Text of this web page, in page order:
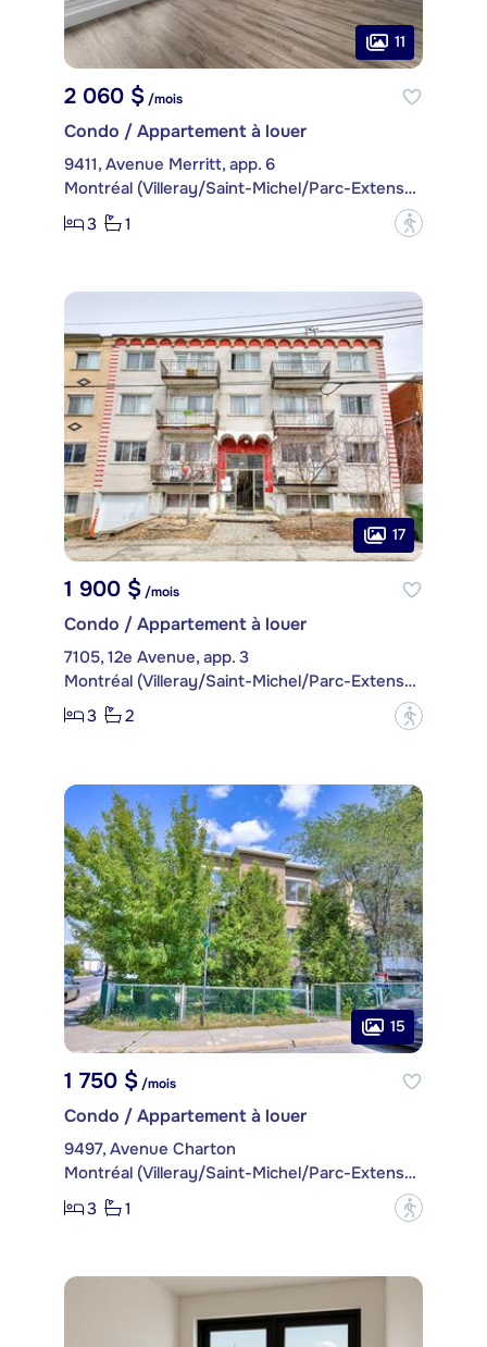
11
2 060 $/mois
Condo / Appartement à louer
9411, Avenue Merritt, app. 6
Montréal (Villeray/Saint-Michel/Parc-Extension)
3
1 ?
17
1 900 $ /mois
Condo / Appartement à louer
7105, 12e Avenue, app. 3
Montréal (Villeray/Saint-Michel/Parc-Extension)
3
2 ?
15
1 750 $/mois
Condo / Appartement à louer
9497, Avenue Charton
Montréal (Villeray/Saint-Michel/Parc-Extension)
3
1 ?